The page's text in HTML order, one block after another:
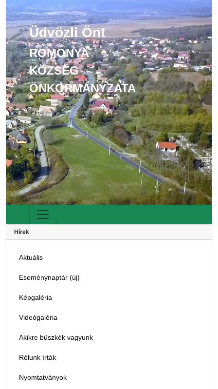
Üdvözli Önt
ROMONYA
KÖZSÉG
ÖNKORMÁNYZATA
Hírek
Aktuális
Eseménynaptár (új)
Képgaléria
Videógaléria
Akikre büszkék vagyunk
Rólunk írták
Nyomtatványok